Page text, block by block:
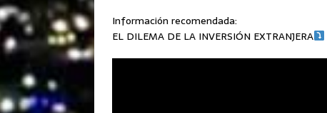
Información recomendada:
EL DILEMA DE LA INVERSIÓN EXTRANJERA